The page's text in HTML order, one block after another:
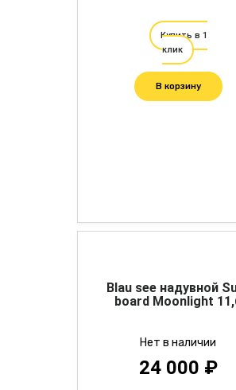
Купить в 1
клик
В корзину
Blau see надувной
board Moonlight
Нет в наличии
24 000 ₽